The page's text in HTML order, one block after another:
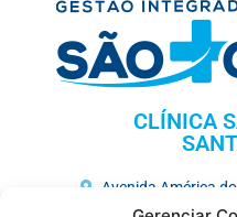
CLÍNICA
Avenida América
(81)